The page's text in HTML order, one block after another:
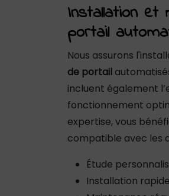
Installation et
portail
Nous assurons
de portail
incluent également
fonctionnement
expertise, vous
compatible avec les
Étude
Installation